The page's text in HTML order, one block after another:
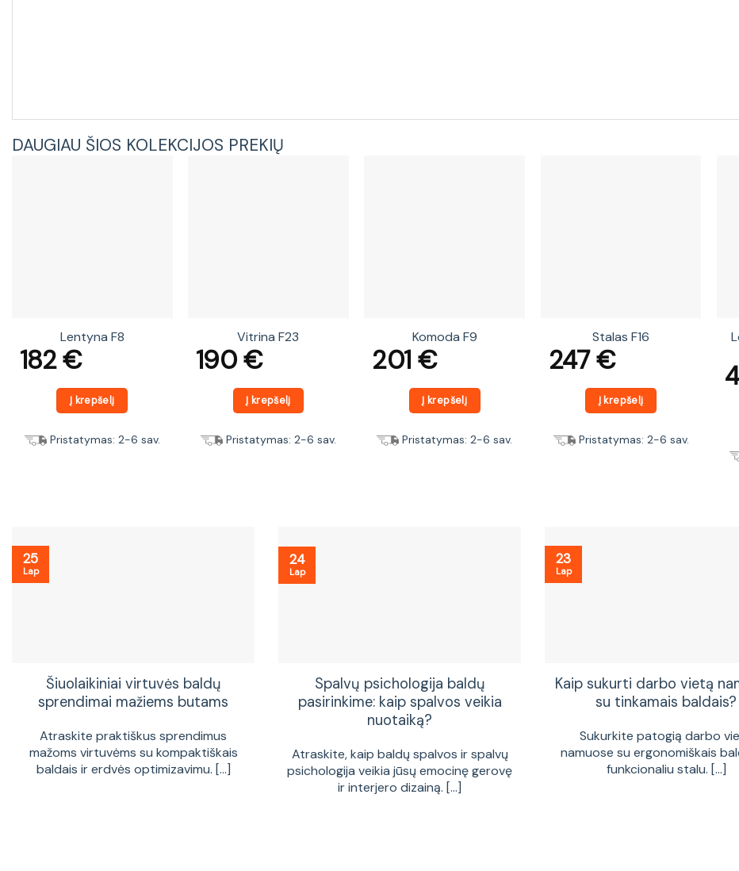
DAUGIAU ŠIOS KOLEKCIJOS PREKIŲ
Lentyna F8
182€
Į krepšelį
Pristatymas: 2-6 sav.
Vitrina F23
190€
Į krepšelį
Pristatymas: 2-6 sav.
Komoda F9
201€
Į krepšelį
Pristatymas: 2-6 sav.
Stalas F16
247€
Į krepšelį
Pristatymas: 2-6 sav.
Šiuolaikiniai virtuvės baldų
sprendimai mažiems butams
Atraskite praktiškus sprendimus
mažoms virtuvėms su kompaktiškais
baldais ir erdvės optimizavimu. [...]
25
Lap
Spalvų psichologija baldų
pasirinkime: kaip spalvos veikia
nuotaiką?
Atraskite, kaip baldų spalvos ir spalvų
psichologija veikia jūsų emocinę gerovę
ir interjero dizainą. [...]
24
Lap
Kaip sukurti darbo vietą
su tinkamais baldais?
Sukurkite patogią darbo
namuose su ergonomiškais
funkcionaliu stalu. [...]
23
Lap